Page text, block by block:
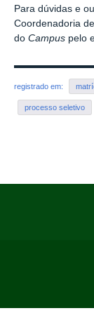
Para dúvidas e
Coordenadoria
do Campus pelo
registrado em:
processo seletivo